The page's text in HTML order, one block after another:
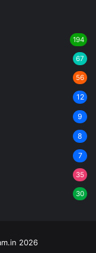
194
67
56
12
9
8
7
35
30
2026